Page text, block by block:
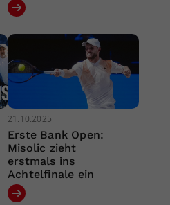
21.10.2025
Erste Bank Open:
Misolic zieht
erstmals ins
Achtelfinale ein